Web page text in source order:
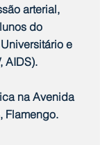
arterial,
do
e
AIDS).
na Avenida
Flamengo.